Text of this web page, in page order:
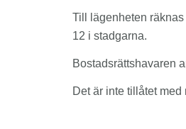
Till lägenheten
12 i stadgarna.
Bostadsrättshavaren
Det är inte tillåtet